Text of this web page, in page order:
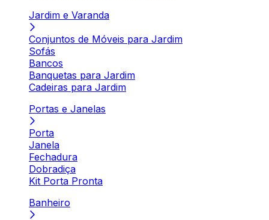
Jardim e Varanda
Conjuntos de Móveis para Jardim
Sofás
Bancos
Banquetas para Jardim
Cadeiras para Jardim
Portas e Janelas
Porta
Janela
Fechadura
Dobradiça
Kit Porta Pronta
Banheiro